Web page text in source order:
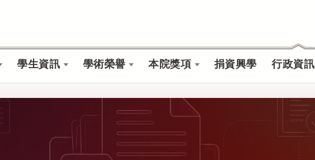
學生資訊 學術榮譽 本院獎項 捐資興學 行政資訊